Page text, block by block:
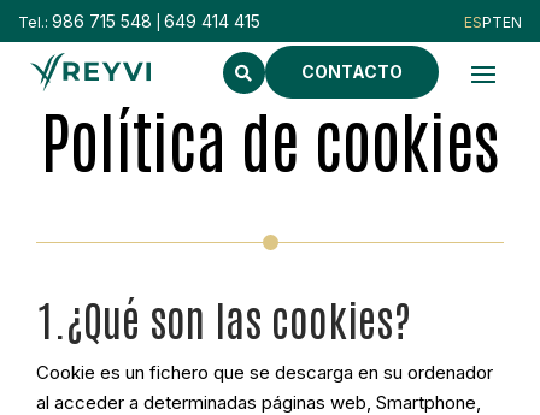
Tel.: 986 715 548 649 414 415
CONTACTO
Política de cookies
1.¿Qué son las cookies?
Cookie es un fichero que se descarga en su ordenador
al acceder a determinadas páginas web, Smartphone,